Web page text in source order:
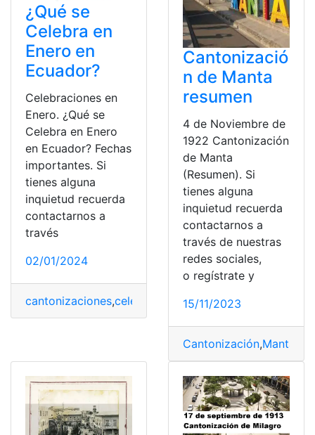
¿Qué se
Celebra en
Enero en
Ecuador?
Celebraciones en
Enero. ¿Qué se
Celebra en Enero
en Ecuador? Fechas
importantes. Si
tienes alguna
inquietud recuerda
contactarnos a
través
02/01/2024
cantonizaciones,celebraciones,conmemoraciones
Cantonizació
n de Manta
resumen
4 de Noviembre de
1922 Cantonización
de Manta
(Resumen). Si
tienes alguna
inquietud recuerda
contactarnos a
través de nuestras
redes sociales,
o regístrate y
15/11/2023
Cantonización,Manta